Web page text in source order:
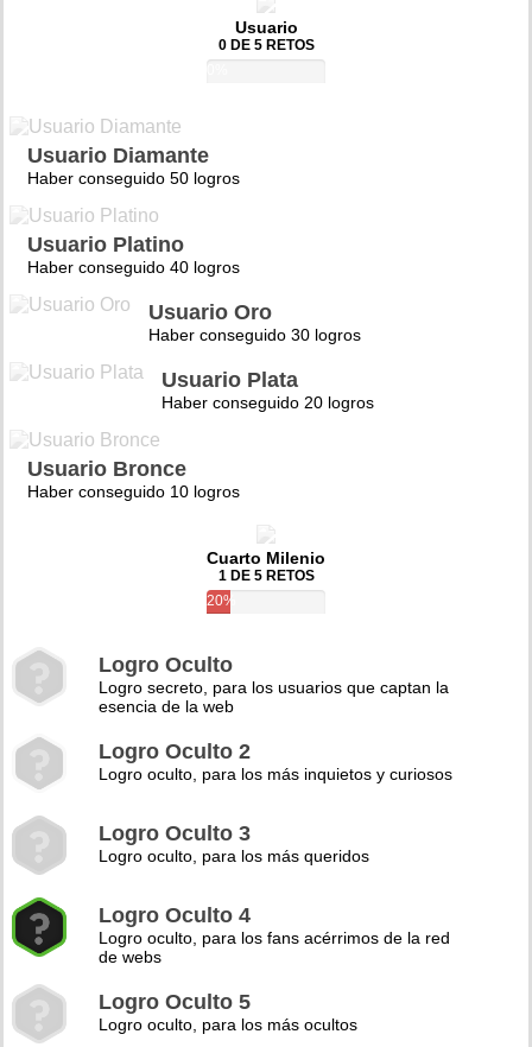
Usuario
0 DE 5 RETOS
Usuario Diamante
Haber conseguido 50 logros
Usuario Platino
Haber conseguido 40 logros
Usuario Oro
Haber conseguido 30 logros
Usuario Plata
Haber conseguido 20 logros
Usuario Bronce
Haber conseguido 10 logros
Cuarto Milenio
1 DE 5 RETOS
20%
Logro Oculto
Logro secreto, para los usuarios que captan la
esencia de la web
Logro Oculto 2
Logro oculto, para los más inquietos y curiosos
Logro Oculto 3
Logro oculto, para los más queridos
Logro Oculto 4
Logro oculto, para los fans acérrimos de la red
de webs
Logro Oculto 5
Logro oculto, para los más ocultos